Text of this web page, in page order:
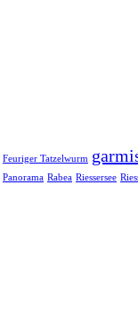
Feuriger Tatzelwurm
Panorama Rabea Riessersee